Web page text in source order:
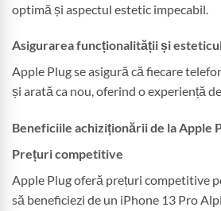
optimă și aspectul estetic impecabil.
Asigurarea funcționalității și
Apple Plug se asigură că fiecare
și arată ca nou, oferind o experiență
Beneficiile achiziționării de la Apple
Prețuri competitive
Apple Plug oferă prețuri competitive
să beneficiezi de un iPhone 13 Pro